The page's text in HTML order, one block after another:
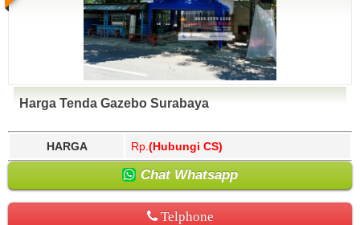
Harga Tenda Gazebo Surabaya
HARGA Rp. (Hubungi CS)
Chat Whatsapp
Telphone